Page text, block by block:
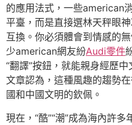
的應用法式，一些american
平臺，而是直接選林天秤眼
互換。你必須體會到情感的
少american網友紛Audi零件
“翻譯”按鈕，就能親身經歷
文章認為，這種風趣的趨勢
國和中國文明的欽佩。
現在，“酷”“潮”成為海內許